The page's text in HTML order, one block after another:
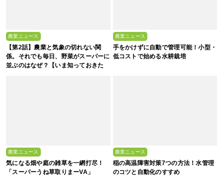
農業ニュース
【第2話】農業と気象の切れない関
係。それでも毎日、野菜がスーパーに
並ぶのはなぜ？【いま知っておきた
農業ニュース
手をかけずに自動で管理可能！小型・
低コストで始める水耕栽培
農業ニュース
気になる畑や庭の雑草を一網打尽！
「スーパーうね草取りまーVA」
農業ニュース
稲の高温障害対策7つの方法！水管理
のコツと自動化のすすめ